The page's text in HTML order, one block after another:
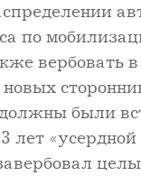
по
вербовать в
были
лет